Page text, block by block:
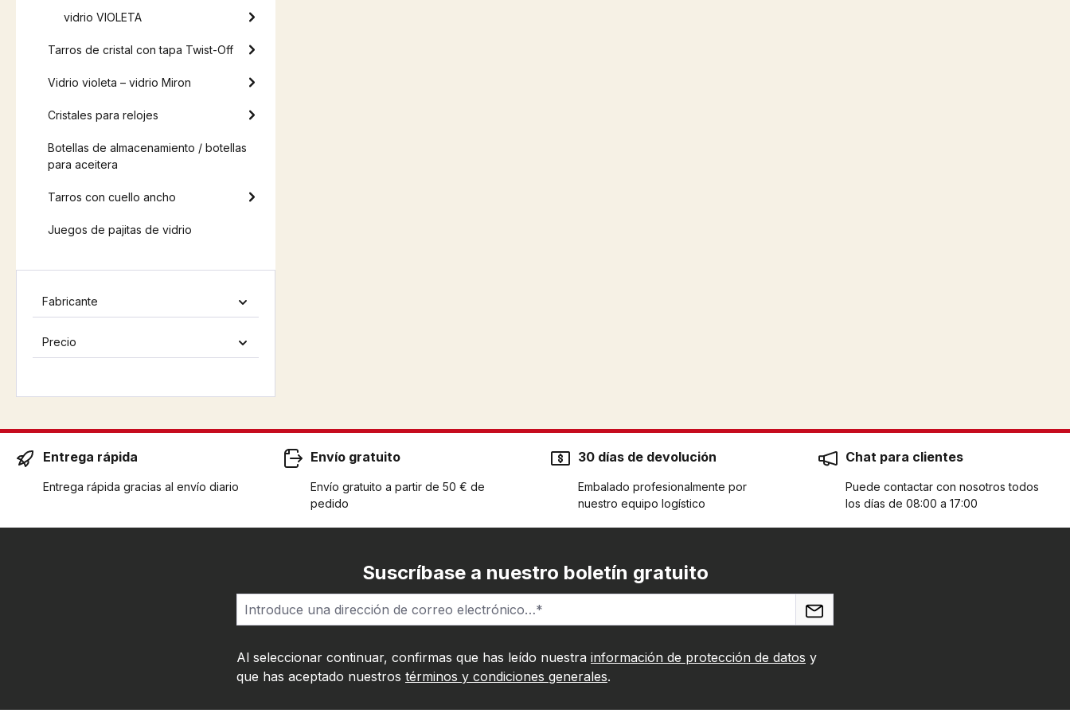
vidrio VIOLETA
Tarros de cristal con tapa Twist-Off
Vidrio violeta – vidrio Miron
Cristales para relojes
Botellas de almacenamiento / botellas
para aceitera
Tarros con cuello ancho
Juegos de pajitas de vidrio
Fabricante
Precio
Entrega rápida
Entrega rápida gracias al envío diario
Envío gratuito
Envío gratuito a partir de 50 € de
pedido
30 días de devolución
Embalado profesionalmente por
nuestro equipo logístico
Chat para clientes
Puede contactar con nosotros todos
los días de 08:00 a 17:00
Suscríbase a nuestro boletín gratuito
Al seleccionar continuar, confirmas que has leído nuestra información de protección de datos y
que has aceptado nuestros términos y condiciones generales.